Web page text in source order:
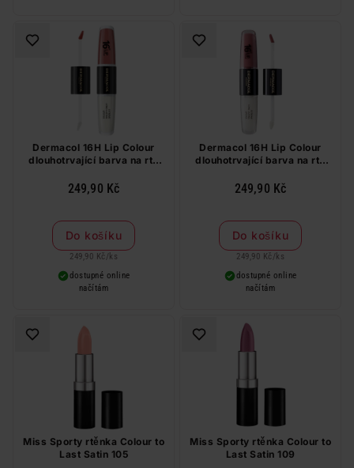
Dermacol 16H Lip Colour
dlouhotrvající barva na rty
249,90 Kč
Do košíku
249,90 Kč / ks
dostupné online
načítám
Dermacol 16H Lip Colour
dlouhotrvající barva na rty
249,90 Kč
Do košíku
249,90 Kč / ks
dostupné online
načítám
Miss Sporty rtěnka Colour to
Last Satin 105
Miss Sporty rtěnka Colour to
Last Satin 109